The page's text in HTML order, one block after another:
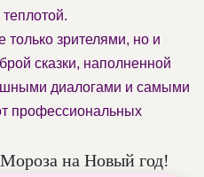
зрителями, но и
сказки, наполненной
диалогами и самыми
профессиональных
на Новый год!